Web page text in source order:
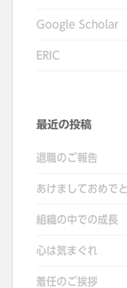
Google Scholar
ERIC
最近の投稿
退職のご報告
あけましておめで
組織の中での成長
心は気まぐれ
着任のご挨拶